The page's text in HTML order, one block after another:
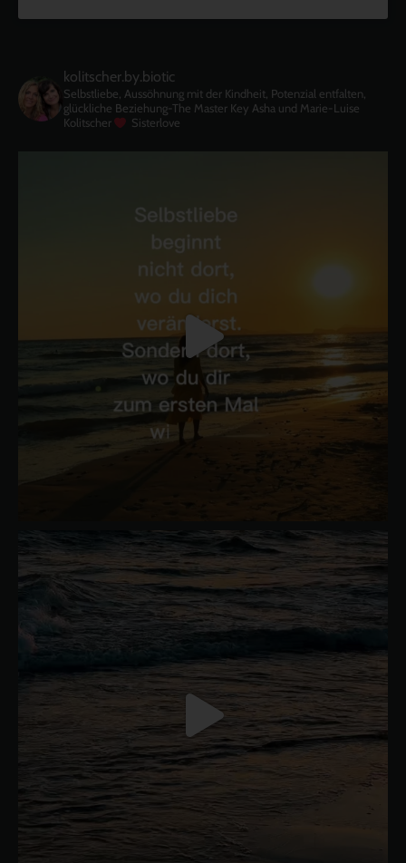
kolitscher.by.biotic
Selbstliebe, Aussöhnung mit der Kindheit, Potenzial entfalten,
glückliche Beziehung-The Master Key Asha und Marie-Luise
Kolitscher
Sisterlove